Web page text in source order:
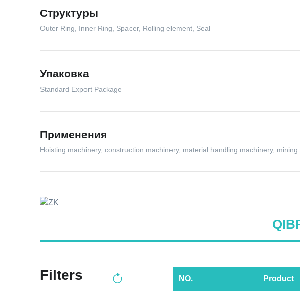
Структуры
Outer Ring, Inner Ring, Spacer, Rolling element, Seal
Упаковка
Standard Export Package
Применения
Hoisting machinery, construction machinery, material handling machinery,
Filters NO. Product